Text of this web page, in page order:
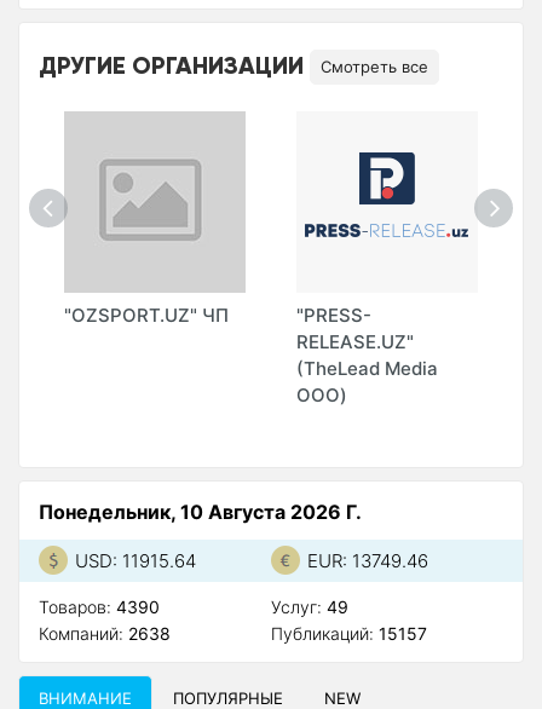
ДРУГИЕ ОРГАНИЗАЦИИ Смотреть все
"OZSPORT.UZ" ЧП
"PRESS-
RELEASE.UZ"
(TheLead Media
ООО)
Понедельник, 10 Августа 2026 Г.
USD: 11915.64 EUR: 13749.46
Товаров: 4390
Компаний: 2638
Услуг: 49
Публикаций: 15157
ВНИМАНИЕ ПОПУЛЯРНЫЕ NEW